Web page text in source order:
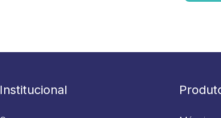
Institucional